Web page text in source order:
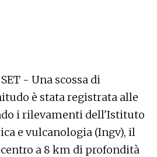
- Una scossa di
è stata registrata alle
i rilevamenti dell'Istituto
e vulcanologia (Ingv), il
a 8 km di profondità